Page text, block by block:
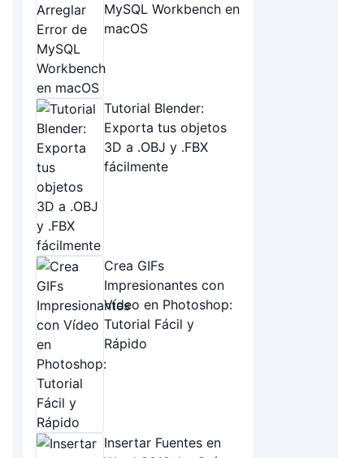
MySQL Workbench en
macOS
Tutorial Blender:
Exporta tus objetos
3D a .OBJ y .FBX
fácilmente
Crea GIFs
Impresionantes con
Vídeo en Photoshop:
Tutorial Fácil y
Rápido
Insertar Fuentes en